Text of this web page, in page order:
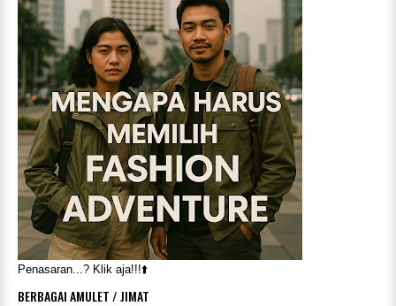
Penasaran...? Klik aja!!!⬆️
BERBAGAI AMULET / JIMAT